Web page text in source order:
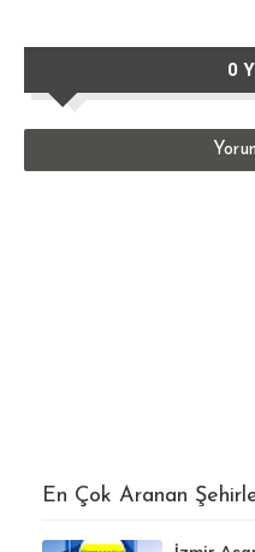
0
En Çok Aranan